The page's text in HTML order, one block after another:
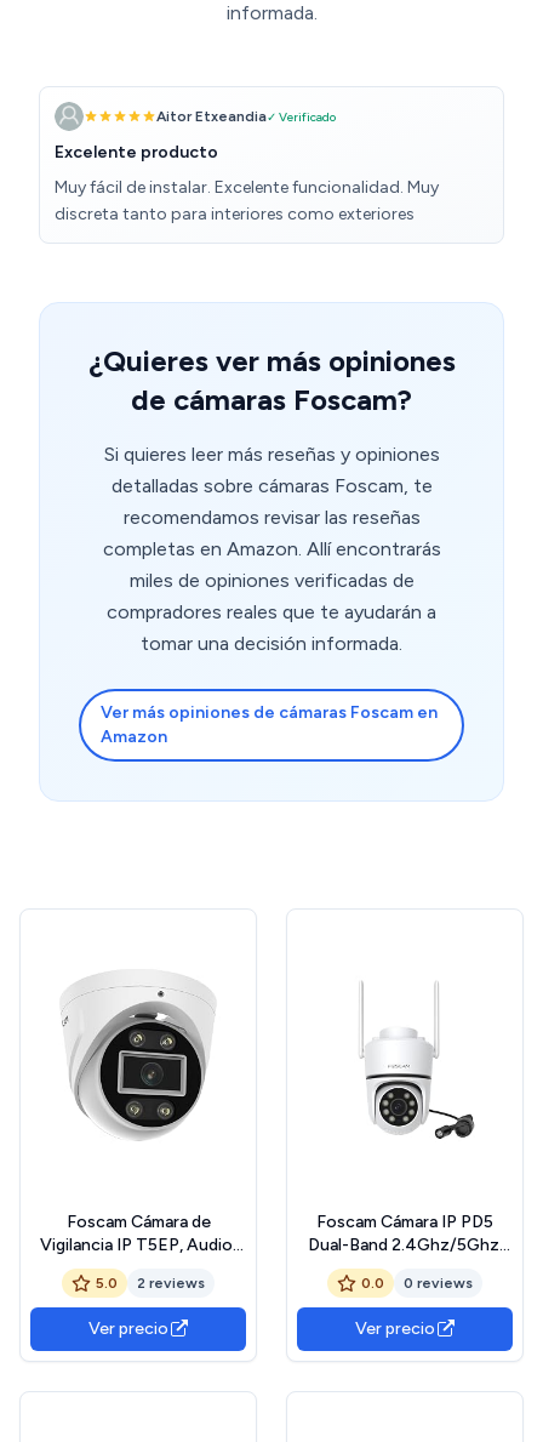
informada.
Aitor Etxeandia✓ Verificado
Excelente producto
Muy fácil de instalar. Excelente funcionalidad. Muy
discreta tanto para interiores como exteriores
¿Quieres ver más opiniones
de cámaras Foscam?
Si quieres leer más reseñas y opiniones
detalladas sobre cámaras Foscam, te
recomendamos revisar las reseñas
completas en Amazon. Allí encontrarás
miles de opiniones verificadas de
compradores reales que te ayudarán a
tomar una decisión informada.
Ver más opiniones de cámaras Foscam en
Amazon
Foscam Cámara de
Vigilancia IP T5EP, Audio,
Sirena, PoE, Detección
Humana, ONVIF Blanca
5.0 2 reviews
Ver precio
Foscam Cámara IP PD5
Dual-Band 2.4Ghz/5Ghz.
Auto Seguimiento,
motorizada
0.0 0 reviews
Ver precio